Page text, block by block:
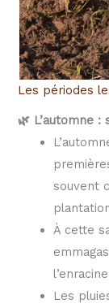
Les périodes
🌿 L’automne
souvent
À cette
Les